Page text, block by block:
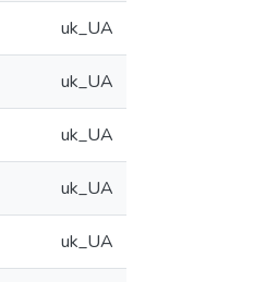
uk_UA
uk_UA
uk_UA
uk_UA
uk_UA